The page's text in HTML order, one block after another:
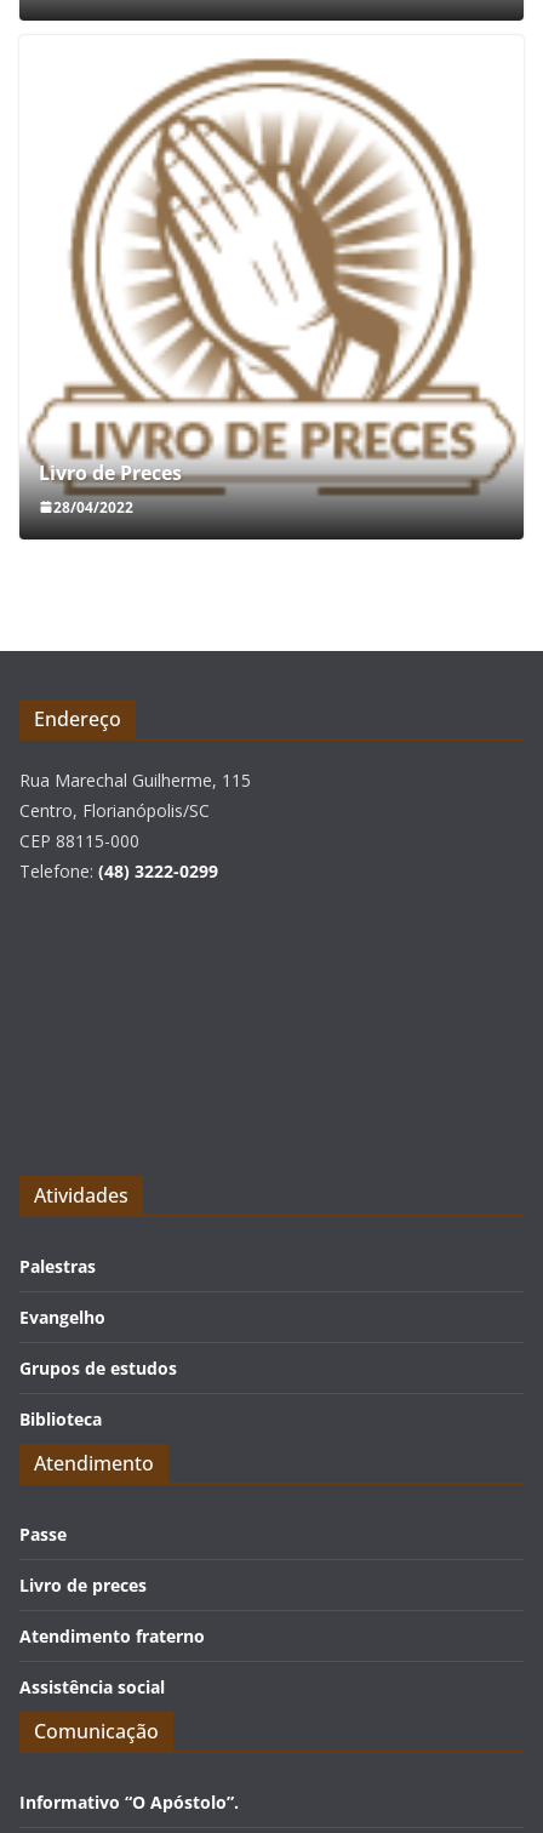
Livro de Preces
28/04/2022
Endereço
Rua Marechal Guilherme, 115
Centro, Florianópolis/SC
CEP 88115-000
Telefone: (48) 3222-0299
Atividades
Palestras
Evangelho
Grupos de estudos
Biblioteca
Atendimento
Passe
Livro de preces
Atendimento fraterno
Assistência social
Comunicação
Informativo “O Apóstolo”.